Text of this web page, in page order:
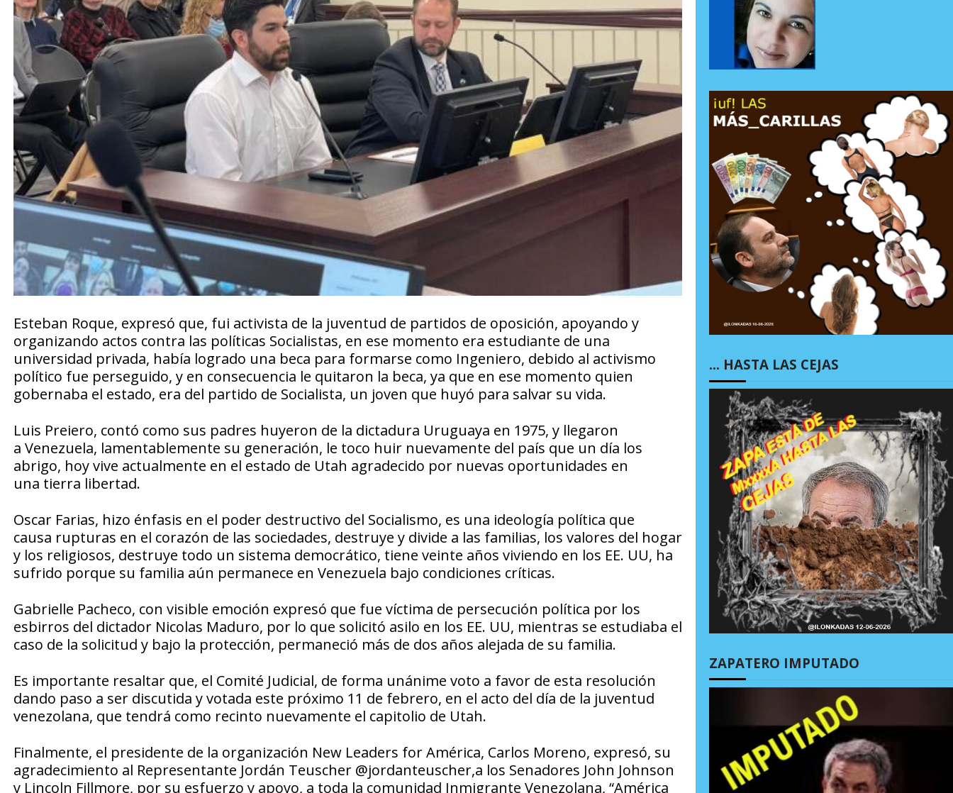
Esteban Roque, expresó que, fui activista de la juventud de partidos de oposición, apoyando y
organizando actos contra las políticas Socialistas, en ese momento era estudiante de una
universidad privada, había logrado una beca para formarse como Ingeniero, debido al activismo
político fue perseguido, y en consecuencia le quitaron la beca, ya que en ese momento quien
gobernaba el estado, era del partido de Socialista, un joven que huyó para salvar su vida.
Luis Preiero, contó como sus padres huyeron de la dictadura Uruguaya en 1975, y llegaron
a Venezuela, lamentablemente su generación, le toco huir nuevamente del país que un día los
abrigo, hoy vive actualmente en el estado de Utah agradecido por nuevas oportunidades en
una tierra libertad.
Oscar Farias, hizo énfasis en el poder destructivo del Socialismo, es una ideología política que
causa rupturas en el corazón de las sociedades, destruye y divide a las familias, los valores del hogar
y los religiosos, destruye todo un sistema democrático, tiene veinte años viviendo en los EE. UU, ha
sufrido porque su familia aún permanece en Venezuela bajo condiciones críticas.
Gabrielle Pacheco, con visible emoción expresó que fue víctima de persecución política por los
esbirros del dictador Nicolas Maduro, por lo que solicitó asilo en los EE. UU, mientras se estudiaba el
caso de la solicitud y bajo la protección, permaneció más de dos años alejada de su familia.
Es importante resaltar que, el Comité Judicial, de forma unánime voto a favor de esta resolución
dando paso a ser discutida y votada este próximo 11 de febrero, en el acto del día de la juventud
venezolana, que tendrá como recinto nuevamente el capitolio de Utah.
Finalmente, el presidente de la organización New Leaders for América, Carlos Moreno, expresó, su
agradecimiento al Representante Jordán Teuscher @jordanteuscher,a los Senadores John Johnson
y Lincoln Fillmore, por su esfuerzo y apoyo, a toda la comunidad Inmigrante Venezolana, “América
… HASTA LAS CEJAS
ZAPATERO IMPUTADO